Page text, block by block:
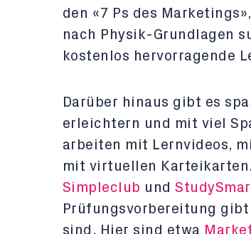
den «7 Ps des
nach Physik-Grundlagen
kostenlos hervorragende
Darüber hinaus gibt es
erleichtern und mit viel
arbeiten mit Lernvideos,
mit virtuellen
Simpleclub und
Prüfungsvorbereitung gibt
sind. Hier sind etwa